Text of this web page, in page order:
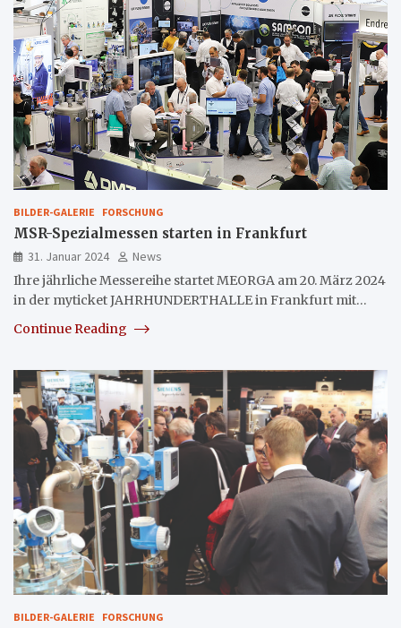
BILDER-GALERIE FORSCHUNG
MSR-Spezialmessen starten in Frankfurt
31. Januar 2024
News
Ihre jährliche Messereihe startet MEORGA am 20. März 2024
in der myticket JAHRHUNDERTHALLE in Frankfurt mit…
Continue Reading
BILDER-GALERIE FORSCHUNG